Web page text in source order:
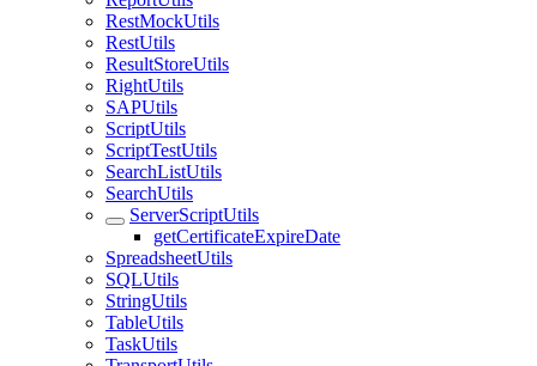
RestMockUtils
RestUtils
ResultStoreUtils
RightUtils
SAPUtils
ScriptUtils
ScriptTestUtils
SearchListUtils
SearchUtils
ServerScriptUtils
getCertificateExpireDate
SpreadsheetUtils
SQLUtils
StringUtils
TableUtils
TaskUtils